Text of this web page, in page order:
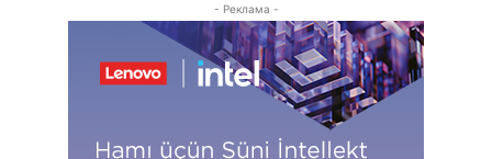
- Реклама -